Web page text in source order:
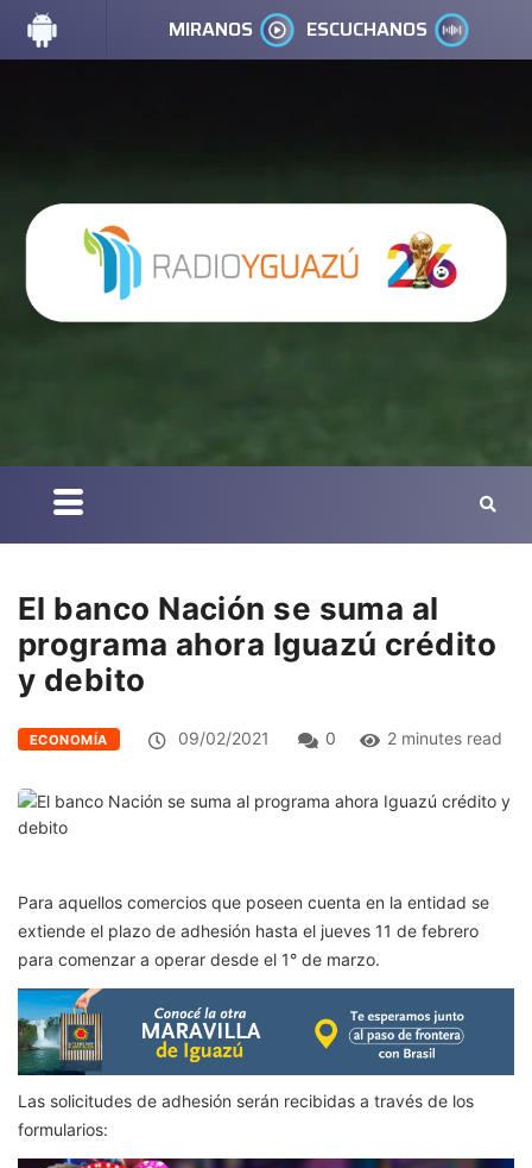
MIRANOS ESCUCHANOS
El banco Nación se suma al
programa ahora Iguazú crédito
y debito
ECONOMÍA 09/02/2021 0 2 minutes read
Para aquellos comercios que poseen cuenta en la entidad se
extiende el plazo de adhesión hasta el jueves 11 de febrero
para comenzar a operar desde el 1° de marzo.
Las solicitudes de adhesión serán recibidas a través de los
formularios: